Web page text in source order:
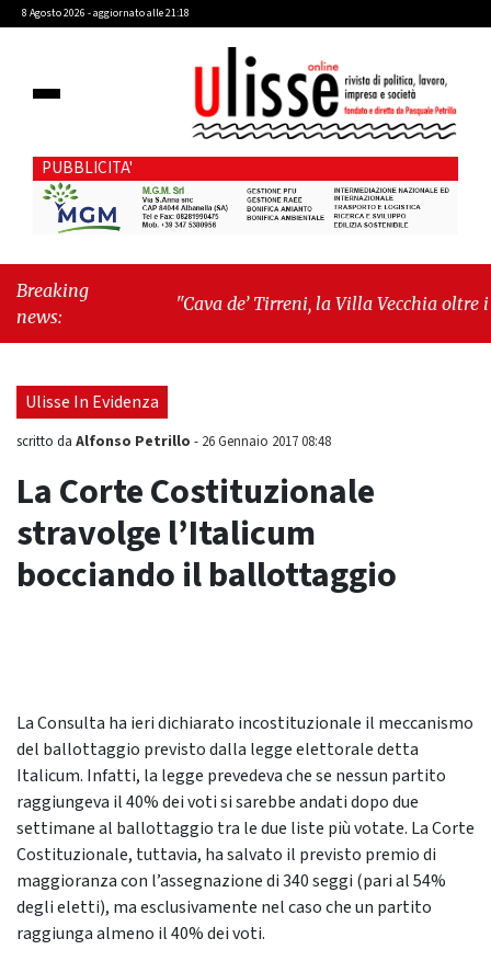
8 Agosto 2026 - aggiornato alle 21:18
PUBBLICITA'
Breaking
news:
"Cava de’ Tirreni, la Villa Vecchia oltre i
seduta consiliare: “Serve chiarezza!”"
Ulisse In Evidenza
scritto da Alfonso Petrillo - 26 Gennaio 2017 08:48
La Corte Costituzionale
stravolge l’Italicum
bocciando il ballottaggio
La Consulta ha ieri dichiarato incostituzionale il meccanismo
del ballottaggio previsto dalla legge elettorale detta
Italicum. Infatti, la legge prevedeva che se nessun partito
raggiungeva il 40% dei voti si sarebbe andati dopo due
settimane al ballottaggio tra le due liste più votate. La Corte
Costituzionale, tuttavia, ha salvato il previsto premio di
maggioranza con l’assegnazione di 340 seggi (pari al 54%
degli eletti), ma esclusivamente nel caso che un partito
raggiunga almeno il 40% dei voti.